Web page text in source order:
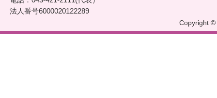
法人番号6000020122289
Copyright ©